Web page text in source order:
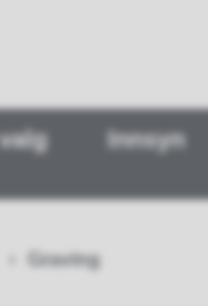
Innsyn
Graving